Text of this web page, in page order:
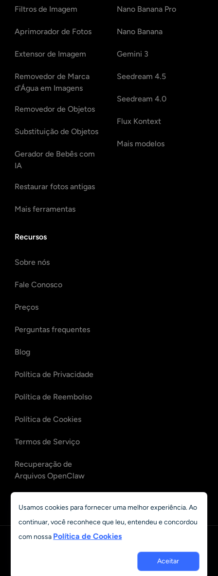
Filtros de Imagem
Aprimorador de Fotos
Extensor de Imagem
Removedor de Marca
d'Água em Imagens
Removedor de Objetos
Substituição de Objetos
Gerador de Bebês com
IA
Restaurar fotos antigas
Mais ferramentas
Nano Banana Pro
Nano Banana
Gemini 3
Seedream 4.5
Seedream 4.0
Flux Kontext
Mais modelos
Recursos
Sobre nós
Fale Conosco
Preços
Perguntas frequentes
Blog
Política de Privacidade
Política de Reembolso
Política de Cookies
Termos de Serviço
Recuperação de
Arquivos OpenClaw
OpenClaw
© 2023 - 2026 Grand Vision Tech Software Limited. All rights
Usamos cookies para fornecer uma melhor experiência. Ao
continuar, você reconhece que leu, entendeu e concordou
com nossa Política de Cookies
Aceitar